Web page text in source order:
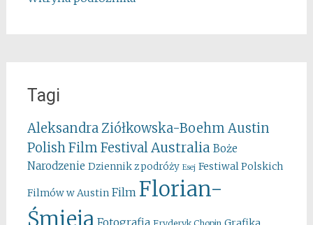
Tagi
Aleksandra Ziółkowska-Boehm Austin
Polish Film FestivalAustralia Boże
Narodzenie Dziennik z podróży Esej Festiwal Polskich
Filmów w Austin Film Florian-
Śmieja